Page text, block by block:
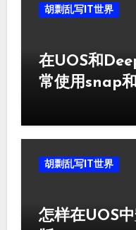
胡剽乱写IT世界
在UOS和
常使用snap
胡剽乱写IT世界
怎样在UOS